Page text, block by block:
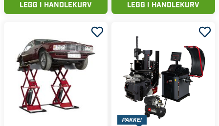
LEGG I HANDLEKURV LEGG I HANDLEKURV